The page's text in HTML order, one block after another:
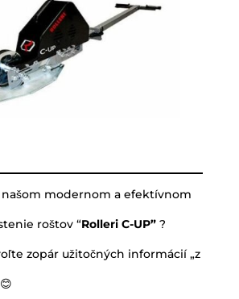
našom modernom a efektívnom
roštov “Rolleri C-UP” ?
zopár užitočných informácií „z